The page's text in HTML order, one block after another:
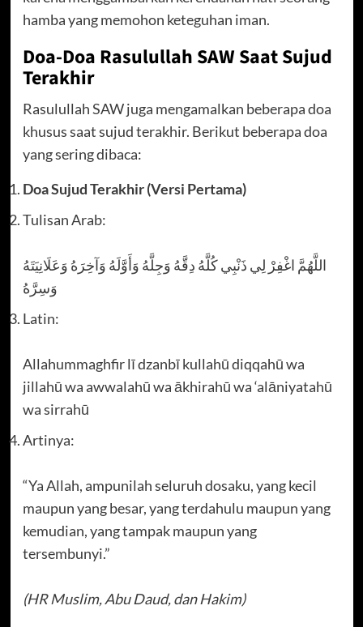
hamba yang memohon keteguhan iman.
Doa-Doa Rasulullah SAW Saat Sujud
Terakhir
Rasulullah SAW juga mengamalkan beberapa doa
khusus saat sujud terakhir. Berikut beberapa doa
yang sering dibaca:
Doa Sujud Terakhir (Versi Pertama)
Tulisan Arab:
اللَّهُمَّ اغْفِرْ لِي ذَنْبِي كُلَّهُ دِقَّهُ وَجِلَّهُ وَأَوَّلَهُ وَآخِرَهُ وَعَلَانِيَتَهُ
وَسِرَّهُ
Latin:
Allahummaghfir lī dzanbī kullahū diqqahū wa
jillahū wa awwalahū wa ākhirahū wa ‘alāniyatahū
wa sirrahū
Artinya:
“Ya Allah, ampunilah seluruh dosaku, yang kecil
maupun yang besar, yang terdahulu maupun yang
kemudian, yang tampak maupun yang
tersembunyi.”
(HR Muslim, Abu Daud, dan Hakim)